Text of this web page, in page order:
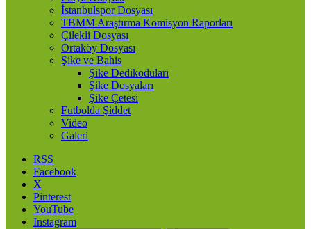
İstanbulspor Dosyası
TBMM Araştırma Komisyon Raporları
Çilekli Dosyası
Ortaköy Dosyası
Şike ve Bahis
Şike Dedikoduları
Şike Dosyaları
Şike Çetesi
Futbolda Şiddet
Video
Galeri
RSS
Facebook
X
Pinterest
YouTube
Instagram